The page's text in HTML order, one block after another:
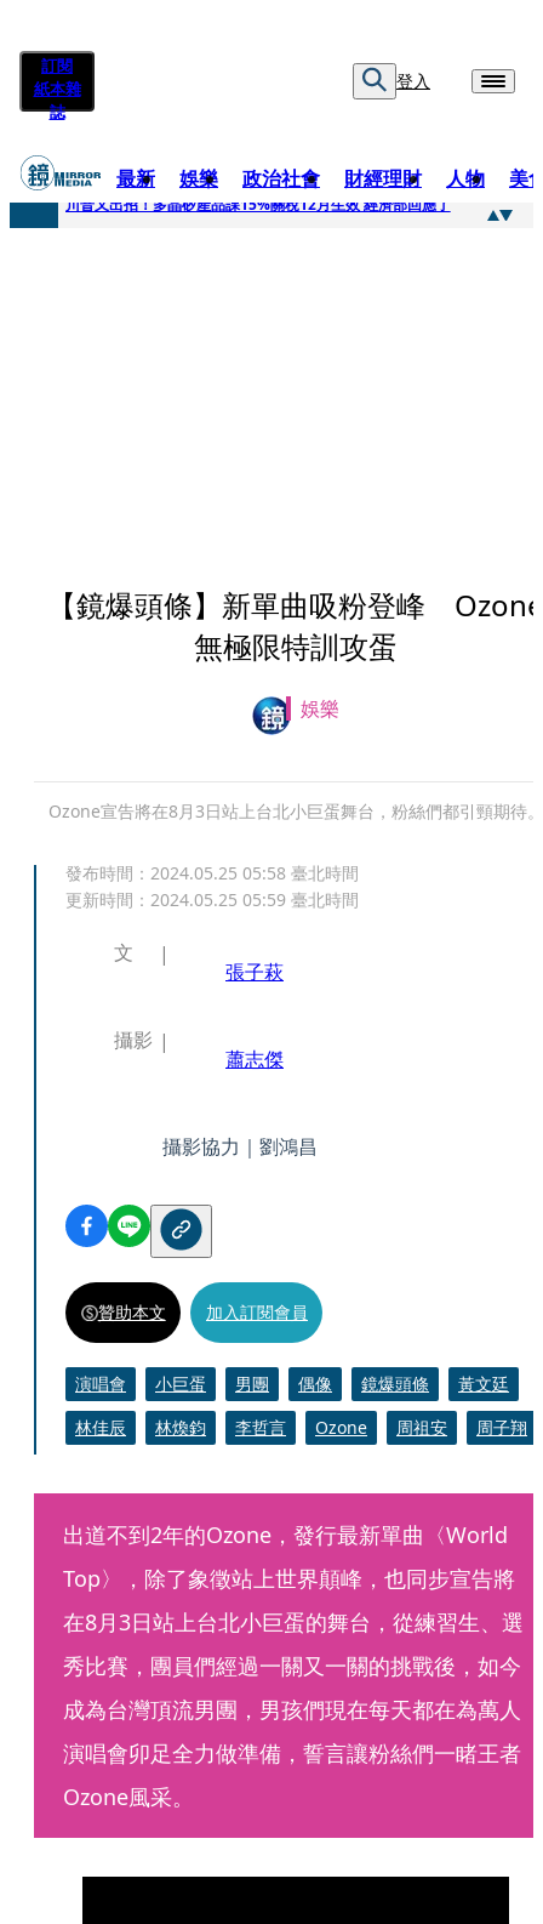
訂閱
紙本雜
誌
登入
最新 娛樂 政治社會 財經理財 人物 美
快訊
川普又出招！多晶矽產品課15%關稅12月生效 經濟部回應了
【鏡爆頭條】新單曲吸粉登峰 Ozone
無極限特訓攻蛋
娛樂
Ozone宣告將在8月3日站上台北小巨蛋舞台，粉絲們都引頸期待。
發布時間： 2024.05.25 05:58 臺北時間
更新時間： 2024.05.25 05:59 臺北時間
文
張子萩
攝影
蕭志傑
攝影協力｜劉鴻昌
贊助本文 加入訂閱會員
演唱會 小巨蛋 男團 偶像 鏡爆頭條
黃文廷
林佳辰
林煥鈞 李哲言 Ozone 周祖安 周子翔
出道不到2年的Ozone，發行最新單曲〈World
Top〉，除了象徵站上世界顛峰，也同步宣告將
在8月3日站上台北小巨蛋的舞台，從練習生、選
秀比賽，團員們經過一關又一關的挑戰後，如今
成為台灣頂流男團，男孩們現在每天都在為萬人
演唱會卯足全力做準備，誓言讓粉絲們一睹王者
Ozone風采。